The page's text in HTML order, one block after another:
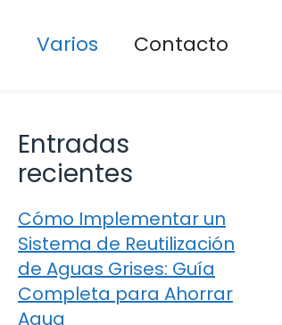
Varios Contacto
Entradas
recientes
Cómo Implementar un
Sistema de Reutilización
de Aguas Grises: Guía
Completa para Ahorrar
Agua